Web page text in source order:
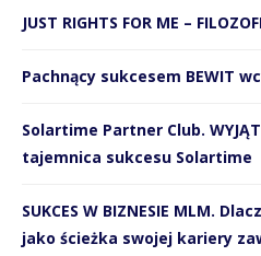
JUST RIGHTS FOR ME –
Pachnący sukcesem BEWIT
Solartime Partner Club.
tajemnica sukcesu Solartime
SUKCES W BIZNESIE MLM.
jako ścieżka swojej kariery